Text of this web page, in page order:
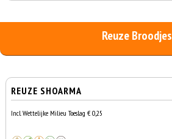
Reuze Broodjes
REUZE SHOARMA
Incl. Wettelijke Milieu Toeslag € 0,25